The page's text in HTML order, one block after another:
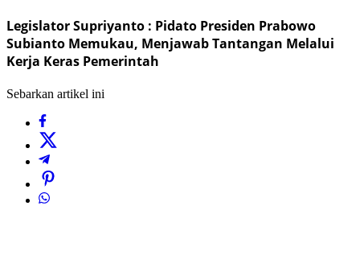
Legislator Supriyanto : Pidato Presiden Prabowo
Subianto Memukau, Menjawab Tantangan Melalui
Kerja Keras Pemerintah
Sebarkan artikel ini